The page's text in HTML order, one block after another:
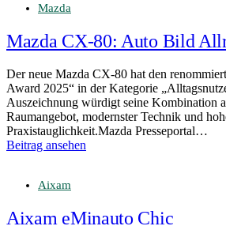
Mazda
Mazda CX‑80: Auto Bild
Der neue Mazda CX-80 hat den
Award 2025“ in der Kategorie
Auszeichnung würdigt seine Kombination
Raumangebot, modernster Technik und
Praxistauglichkeit.Mazda Presseportal…
Beitrag ansehen
Aixam
Aixam eMinauto Chic